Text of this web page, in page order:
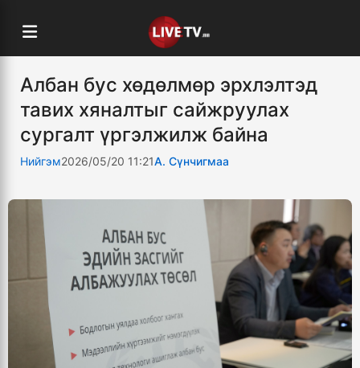
Албан бус хөдөлмөр эрхлэлтэд
тавих хяналтыг сайжруулах
сургалт үргэлжилж байна
Нийгэм2026/05/20 11:21А. Сүнчигмаа